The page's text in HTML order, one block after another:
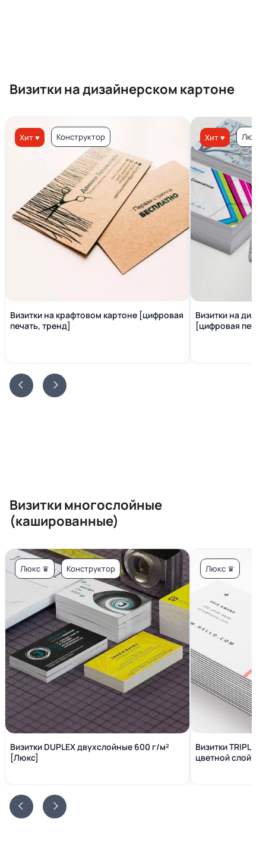
Визитки на дизайнерском картоне
Хит ♥ Конструктор
Визитки на крафтовом картоне [цифровая
печать, тренд]
Хит ♥ Люкс
Визитки на
[цифровая
Визитки многослойные
(кашированные)
Люкс ♛ Конструктор
Визитки DUPLEX двухслойные 600 г/м²
[Люкс]
Люкс ♛
Визитки
цветной слой